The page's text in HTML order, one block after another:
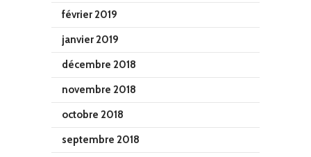
février 2019
janvier 2019
décembre 2018
novembre 2018
octobre 2018
septembre 2018